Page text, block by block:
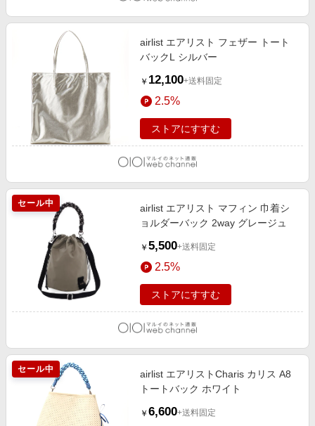
airlist エアリスト フェザー トート
バックL シルバー
￥ 12,100+送料固定
2.5%
ストアにすすむ
セール中
airlist エアリスト マフィン 巾着シ
ョルダーバック 2way グレージュ
￥ 5,500+送料固定
2.5%
ストアにすすむ
セール中
airlist エアリストCharis カリス A8
トートバック ホワイト
￥ 6,600+送料固定